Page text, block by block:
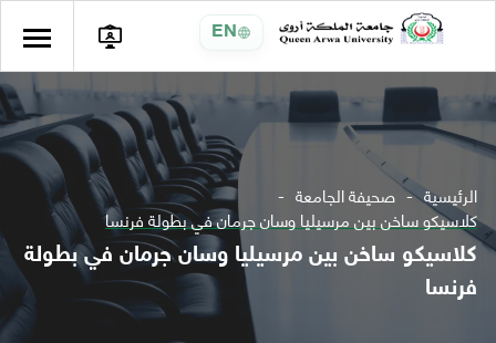
EN
الرئيسية صحيفة الجامعة
كلاسيكو ساخن بين مرسيليا وسان جرمان في بطولة فرنسا
كلاسيكو ساخن بين مرسيليا وسان جرمان في بطولة
فرنسا